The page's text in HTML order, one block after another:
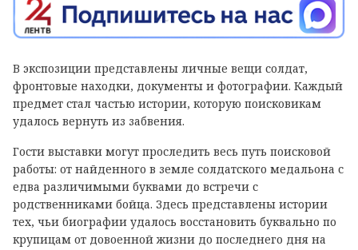
В экспозиции представлены личные вещи солдат,
фронтовые находки, документы и фотографии. Каждый
предмет стал частью истории, которую поисковикам
удалось вернуть из забвения.
Гости выставки могут проследить весь путь поисковой
работы: от найденного в земле солдатского медальона с
едва различимыми буквами до встречи с
родственниками бойца. Здесь представлены истории
тех, чьи биографии удалось восстановить буквально по
крупицам от довоенной жизни до последнего дня на